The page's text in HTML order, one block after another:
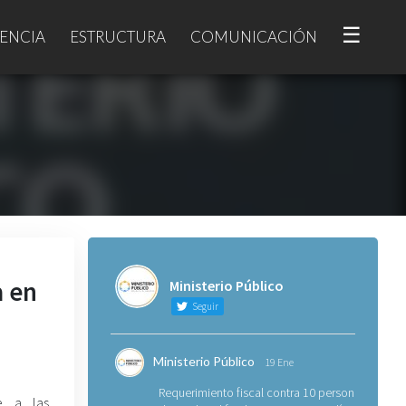
ESTRUCTURA COMUNICACIÓN ☰
en
a las
Ministerio Público
Seguir
Ministerio Público 19 Ene
Requerimiento fiscal contra 10 personas